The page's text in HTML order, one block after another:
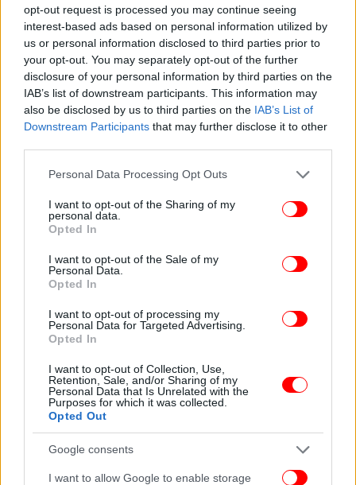
opt-out request is processed you may continue seeing
interest-based ads based on personal information utilized by
us or personal information disclosed to third parties prior to
your opt-out. You may separately opt-out of the further
disclosure of your personal information by third parties on the
IAB’s list of downstream participants. This information may
also be disclosed by us to third parties on the IAB’s List of
Downstream Participants that may further disclose it to other
Please note that this website/app uses one or more Google
not limited to your visit or usage behaviour. You may click to
grant or deny consent to Google and its third-party tags to
use your data for below specified purposes in below Google
consent section.
Personal Data Processing Opt Outs
I want to opt-out of the Sharing of my
personal data.
Opted In
I want to opt-out of the Sale of my
Personal Data.
Opted In
I want to opt-out of processing my
Personal Data for Targeted Advertising.
Opted In
I want to opt-out of Collection, Use,
Retention, Sale, and/or Sharing of my
Personal Data that Is Unrelated with the
Purposes for which it was collected.
Opted Out
Google consents
I want to allow Google to enable storage